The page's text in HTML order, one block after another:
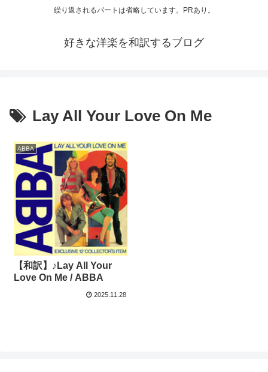
繰り返されるパートは省略しています。PRあり。
好きな洋楽を和訳するブログ
Lay All Your Love On Me
ABBA
【和訳】♪Lay All Your
Love On Me / ABBA
2025.11.28